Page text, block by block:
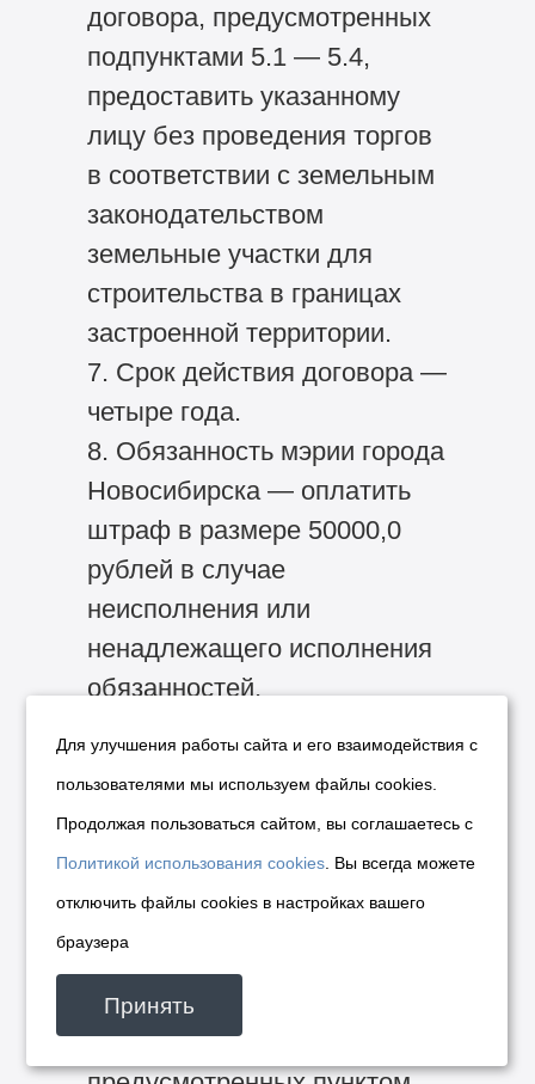
договора, предусмотренных
подпунктами 5.1 — 5.4,
предоставить указанному
лицу без проведения торгов
в соответствии с земельным
законодательством
земельные участки для
строительства в границах
застроенной территории.
7. Срок действия договора —
четыре года.
8. Обязанность мэрии города
Новосибирска — оплатить
штраф в размере 50000,0
рублей в случае
неисполнения или
ненадлежащего исполнения
обязанностей,
ненадлежащего исполнения
обязанностей,
Для улучшения работы сайта и его взаимодействия с
пользователями мы используем файлы cookies.
Продолжая пользоваться сайтом, вы соглашаетесь с
Политикой использования cookies . Вы всегда можете
отключить файлы cookies в настройках вашего
браузера
Принять